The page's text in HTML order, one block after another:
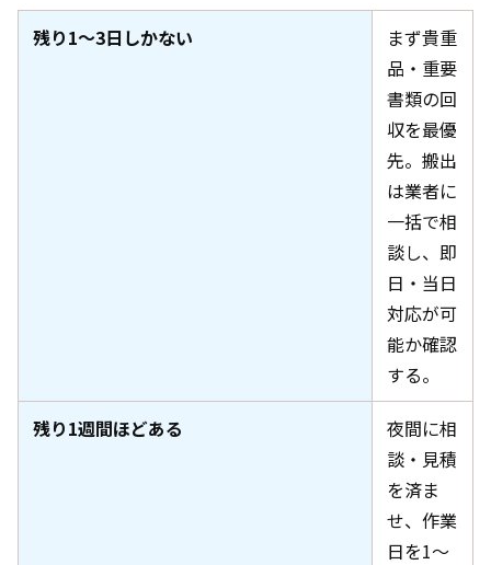
残り1〜3日しかない
まず貴重
品・重要
書類の回
収を最優
先。搬出
は業者に
一括で相
談し、即
日・当日
対応が可
能か確認
する。
残り1週間ほどある
夜間に相
談・見積
を済ま
せ、作業
日を1〜